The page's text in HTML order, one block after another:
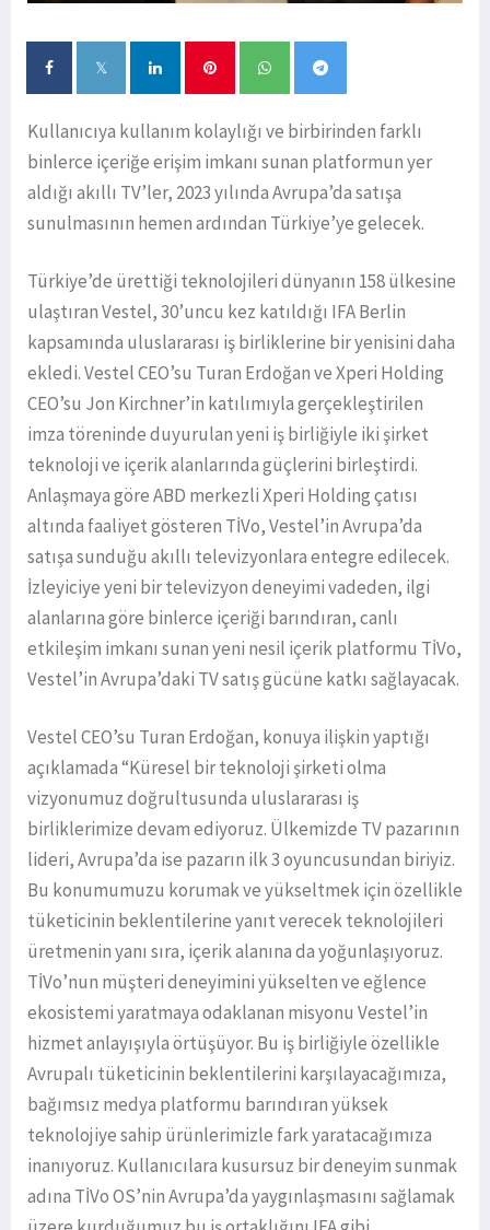
Kullanıcıya kullanım kolaylığı ve birbirinden farklı
binlerce içeriğe erişim imkanı sunan platformun yer
aldığı akıllı TV’ler, 2023 yılında Avrupa’da satışa
sunulmasının hemen ardından Türkiye’ye gelecek.
Türkiye’de ürettiği teknolojileri dünyanın 158 ülkesine
ulaştıran Vestel, 30’uncu kez katıldığı IFA Berlin
kapsamında uluslararası iş birliklerine bir yenisini daha
ekledi. Vestel CEO’su Turan Erdoğan ve Xperi Holding
CEO’su Jon Kirchner’in katılımıyla gerçekleştirilen
imza töreninde duyurulan yeni iş birliğiyle iki şirket
teknoloji ve içerik alanlarında güçlerini birleştirdi.
Anlaşmaya göre ABD merkezli Xperi Holding çatısı
altında faaliyet gösteren TİVo, Vestel’in Avrupa’da
satışa sunduğu akıllı televizyonlara entegre edilecek.
İzleyiciye yeni bir televizyon deneyimi vadeden, ilgi
alanlarına göre binlerce içeriği barındıran, canlı
etkileşim imkanı sunan yeni nesil içerik platformu TİVo,
Vestel’in Avrupa’daki TV satış gücüne katkı sağlayacak.
Vestel CEO’su Turan Erdoğan, konuya ilişkin yaptığı
açıklamada “Küresel bir teknoloji şirketi olma
vizyonumuz doğrultusunda uluslararası iş
birliklerimize devam ediyoruz. Ülkemizde TV pazarının
lideri, Avrupa’da ise pazarın ilk 3 oyuncusundan biriyiz.
Bu konumumuzu korumak ve yükseltmek için özellikle
tüketicinin beklentilerine yanıt verecek teknolojileri
üretmenin yanı sıra, içerik alanına da yoğunlaşıyoruz.
TİVo’nun müşteri deneyimini yükselten ve eğlence
ekosistemi yaratmaya odaklanan misyonu Vestel’in
hizmet anlayışıyla örtüşüyor. Bu iş birliğiyle özellikle
Avrupalı tüketicinin beklentilerini karşılayacağımıza,
bağımsız medya platformu barındıran yüksek
teknolojiye sahip ürünlerimizle fark yaratacağımıza
inanıyoruz. Kullanıcılara kusursuz bir deneyim sunmak
adına TİVo OS’nin Avrupa’da yaygınlaşmasını sağlamak